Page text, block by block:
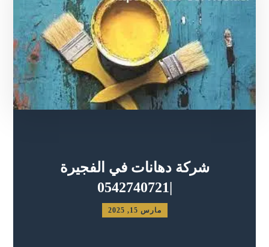
شركة دهانات في الفجيرة
مارس 15, 2025